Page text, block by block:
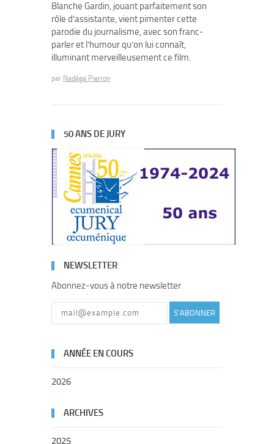
Blanche Gardin, jouant parfaitement son
rôle d’assistante, vient pimenter cette
parodie du journalisme, avec son franc-
parler et l’humour qu’on lui connaît,
illuminant merveilleusement ce film.
par Nadège Pierron
50 ANS DE JURY
NEWSLETTER
Abonnez-vous à notre newsletter
S'ABONNER
ANNÉE EN COURS
2026
ARCHIVES
2025